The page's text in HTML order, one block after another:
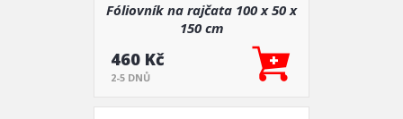
Fóliovník na rajčata 100 x 50 x
150 cm
460 Kč
2-5 DNŮ